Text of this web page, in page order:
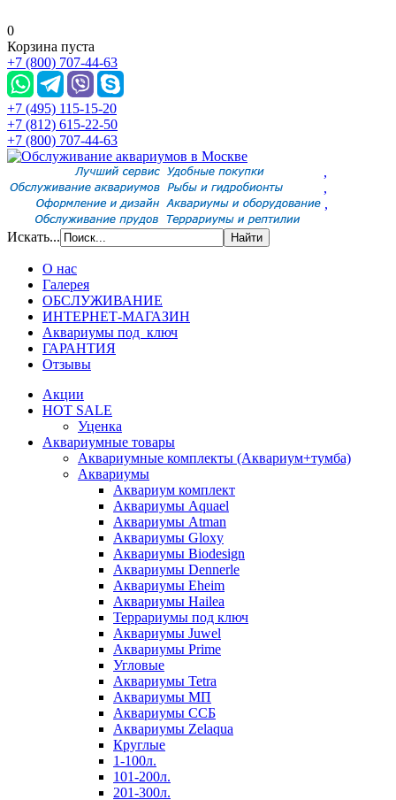
0
Корзина пуста
+7 (800) 707-44-63
+7 (495) 115-15-20
+7 (812) 615-22-50
+7 (800) 707-44-63
,
,
,
Искать...
О нас
Галерея
ОБСЛУЖИВАНИЕ
ИНТЕРНЕТ-МАГАЗИН
Аквариумы под ключ
ГАРАНТИЯ
Отзывы
Акции
HOT SALE
Уценка
Аквариумные товары
Аквариумные комплекты (Аквариум+тумба)
Аквариумы
Аквариум комплект
Аквариумы Aquael
Аквариумы Atman
Аквариумы Gloxy
Аквариумы Biodesign
Аквариумы Dennerle
Аквариумы Eheim
Аквариумы Hailea
Террариумы под ключ
Аквариумы Juwel
Аквариумы Prime
Угловые
Аквариумы Tetra
Аквариумы МП
Аквариумы ССБ
Аквариумы Zelaqua
Круглые
1-100л.
101-200л.
201-300л.